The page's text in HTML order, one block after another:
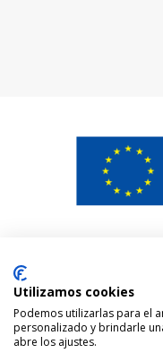
Utilizamos cookies
Podemos utilizarlas para el
personalizado y brindarle
abre los ajustes.